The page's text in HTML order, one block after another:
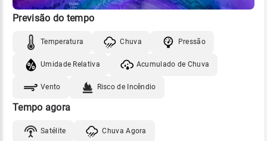
Previsão do tempo
Temperatura Chuva Pressão
Umidade Relativa Acumulado de Chuva
Vento Risco de Incêndio
Tempo agora
Satélite Chuva Agora